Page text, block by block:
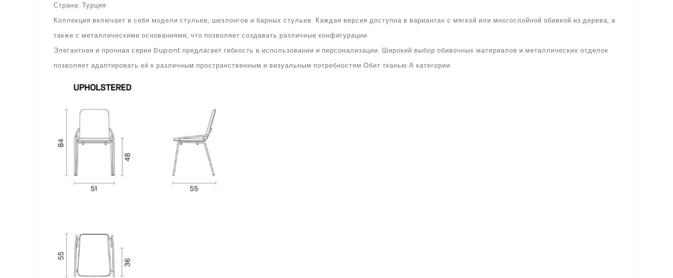
Страна: Турция
Коллекция включает в себя модели стульев, шезлонгов и барных стульев. Каждая версия доступна в вариантах с мягкой или многослойной обивкой из дерева, а
также с металлическими основаниями, что позволяет создавать различные конфигурации.
Элегантная и прочная серия Dupont предлагает гибкость в использовании и персонализации. Широкий выбор обивочных материалов и металлических отделок
позволяет адаптировать её к различным пространственным и визуальным потребностям.Обит тканью А категории.